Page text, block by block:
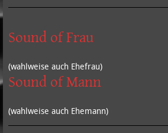
Sound of Frau
(wahlweise auch Ehefrau)
Sound of Mann
(wahlweise auch Ehemann)